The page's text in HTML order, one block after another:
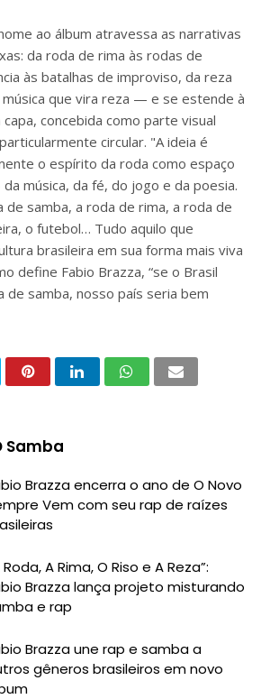
ao álbum atravessa as narrativas
da roda de rima às rodas de
às batalhas de improviso, da reza
música que vira reza — e se estende à
concebida como parte visual
circular. "A ideia é
o espírito da roda como espaço
música, da fé, do jogo e da poesia.
de samba, a roda de rima, a roda de
o futebol… Tudo aquilo que
brasileira em sua forma mais viva
define Fabio Brazza, “se o Brasil
de samba, nosso país seria bem
Samba
Brazza encerra o ano de O Novo
Vem com seu rap de raízes
Roda, A Rima, O Riso e A Reza”:
Brazza lança projeto misturando
e rap
Brazza une rap e samba a
gêneros brasileiros em novo